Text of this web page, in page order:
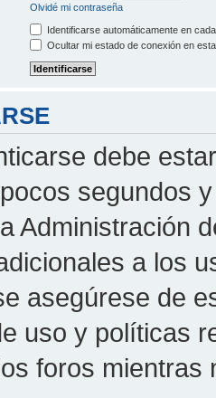
Olvidé mi contraseña
Identificarse automáticamente en
Ocultar mi estado de conexión en
debe
segundos
Administración
a los
asegúrese de
uso y políticas
foros mientras